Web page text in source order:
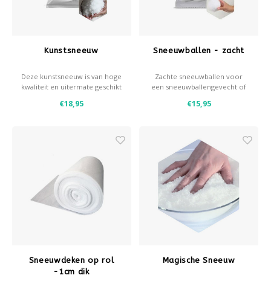
Kunstsneeuw
Deze kunstsneeuw is van hoge
kwaliteit en uitermate geschikt
kerstboom.
€18,95
Sneeuwballen - zacht
Zachte sneeuwballen voor
een sneeuwballengevecht of
- Zacht en dus ideaal voor
te gooien
- Circa 8 cm diameter
€15,95
Sneeuwdeken op rol
-1cm dik
Magische Sneeuw